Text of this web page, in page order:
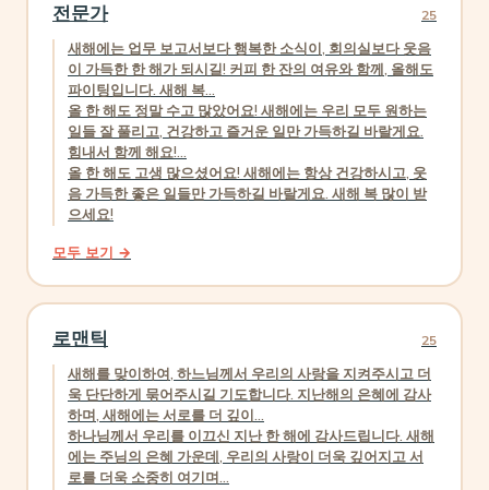
전문가 25
새해에는 업무 보고서보다 행복한 소식이, 회의실보다 웃음
이 가득한 한 해가 되시길! 커피 한 잔의 여유와 함께, 올해도
파이팅입니다. 새해 복...
올 한 해도 정말 수고 많았어요! 새해에는 우리 모두 원하는
일들 잘 풀리고, 건강하고 즐거운 일만 가득하길 바랄게요.
힘내서 함께 해요!...
올 한 해도 고생 많으셨어요! 새해에는 항상 건강하시고, 웃
음 가득한 좋은 일들만 가득하길 바랄게요. 새해 복 많이 받
으세요!
모두 보기 →
로맨틱 25
새해를 맞이하여, 하느님께서 우리의 사랑을 지켜주시고 더
욱 단단하게 묶어주시길 기도합니다. 지난해의 은혜에 감사
하며, 새해에는 서로를 더 깊이...
하나님께서 우리를 이끄신 지난 한 해에 감사드립니다. 새해
에는 주님의 은혜 가운데, 우리의 사랑이 더욱 깊어지고 서
로를 더욱 소중히 여기며...